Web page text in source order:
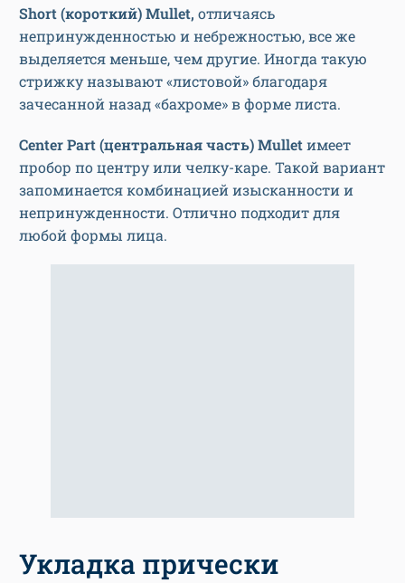
Short (короткий) Mullet, отличаясь
непринужденностью и небрежностью, все же
выделяется меньше, чем другие. Иногда такую
стрижку называют «листовой» благодаря
зачесанной назад «бахроме» в форме листа.
Center Part (центральная часть) Mulletимеет
пробор по центру или челку-каре. Такой вариант
запоминается комбинацией изысканности и
непринужденности. Отлично подходит для
любой формы лица.
Укладка прически